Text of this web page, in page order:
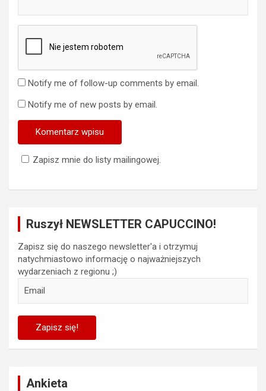
Notify me of follow-up comments by email.
Notify me of new posts by email.
Zapisz mnie do listy mailingowej.
Ruszył NEWSLETTER CAPUCCINO!
Zapisz się do naszego newsletter'a i otrzymuj
natychmiastowo informację o najważniejszych
wydarzeniach z regionu ;)
Ankieta